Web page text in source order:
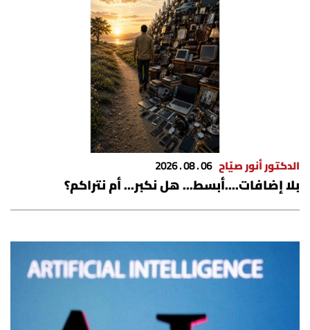
أسرار
متفرقات
نداء القرّاء
خاص الموقع
الدكتور أنور صيّاح 06 . 08 . 2026
بلا إضافات....أبسط... هل نكبر... أم نتراكم؟